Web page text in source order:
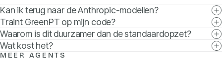
Kan ik terug naar de Anthropic-modellen?
Traint GreenPT op mijn code?
Waarom is dit duurzamer dan de standaardopzet?
Wat kost het?
MEER AGENTS